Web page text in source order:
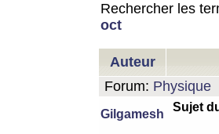
Rechercher les
oct
Auteur
Forum: Physique
Gilgamesh
Sujet